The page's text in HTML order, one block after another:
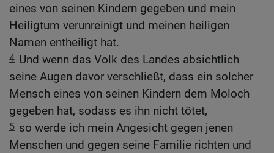
eines von seinen Kindern gegeben und mein
Heiligtum verunreinigt und meinen heiligen
Namen entheiligt hat.
4 Und wenn das Volk des Landes absichtlich
seine Augen davor verschließt, dass ein solcher
Mensch eines von seinen Kindern dem Moloch
gegeben hat, sodass es ihn nicht tötet,
5 so werde ich mein Angesicht gegen jenen
Menschen und gegen seine Familie richten und